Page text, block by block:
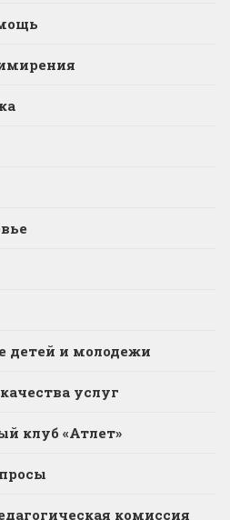
детей и молодежи
услуг
клуб «Атлет»
комиссия